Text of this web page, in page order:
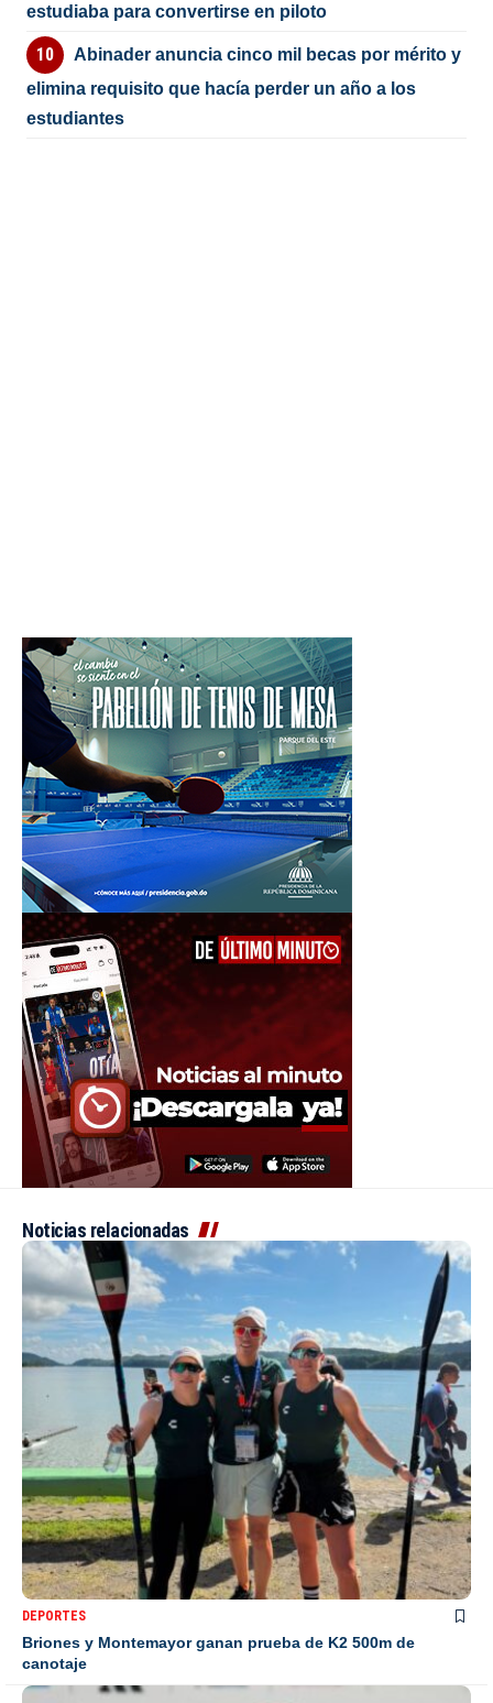
estudiaba para convertirse en piloto
Abinader anuncia cinco mil becas por mérito y
elimina requisito que hacía perder un año a los
estudiantes
Noticias relacionadas
DEPORTES
Briones y Montemayor ganan prueba de K2 500m de
canotaje